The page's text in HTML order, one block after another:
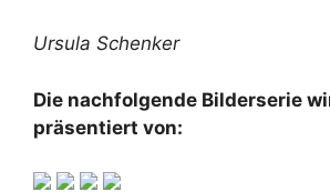
Ursula Schenker
Die nachfolgende Bilderserie
präsentiert von: